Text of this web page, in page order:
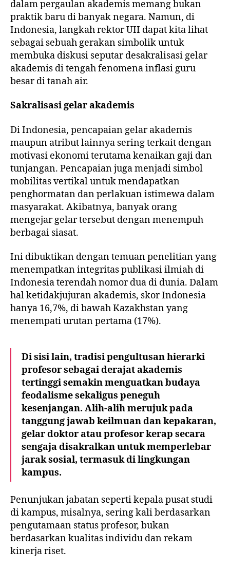
dalam pergaulan akademis memang bukan
praktik baru di banyak negara. Namun, di
Indonesia, langkah rektor UII dapat kita lihat
sebagai sebuah gerakan simbolik untuk
membuka diskusi seputar desakralisasi gelar
akademis di tengah fenomena inflasi guru
besar di tanah air.
Sakralisasi gelar akademis
Di Indonesia, pencapaian gelar akademis
maupun atribut lainnya sering terkait dengan
motivasi ekonomi terutama kenaikan gaji dan
tunjangan. Pencapaian juga menjadi simbol
mobilitas vertikal untuk mendapatkan
penghormatan dan perlakuan istimewa dalam
masyarakat. Akibatnya, banyak orang
mengejar gelar tersebut dengan menempuh
berbagai siasat.
Ini dibuktikan dengan temuan penelitian yang
menempatkan integritas publikasi ilmiah di
Indonesia terendah nomor dua di dunia. Dalam
hal ketidakjujuran akademis, skor Indonesia
hanya 16,7%, di bawah Kazakhstan yang
menempati urutan pertama (17%).
Di sisi lain, tradisi pengultusan hierarki
profesor sebagai derajat akademis
tertinggi semakin menguatkan budaya
feodalisme sekaligus peneguh
kesenjangan. Alih-alih merujuk pada
tanggung jawab keilmuan dan kepakaran,
gelar doktor atau profesor kerap secara
sengaja disakralkan untuk memperlebar
jarak sosial, termasuk di lingkungan
kampus.
Penunjukan jabatan seperti kepala pusat studi
di kampus, misalnya, sering kali berdasarkan
pengutamaan status profesor, bukan
berdasarkan kualitas individu dan rekam
kinerja riset.